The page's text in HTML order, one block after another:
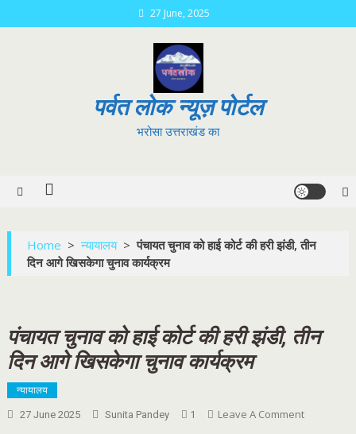
to
27 June, 2025
पर्वत लोक न्यूज़ पोर्टल
भरोसा उत्तराखंड का
Home > न्यायालय > पंचायत चुनाव को हाई कोर्ट की हरी झंडी, तीन
दिन आगे खिसकेगा चुनाव कार्यक्रम
पंचायत चुनाव को हाई कोर्ट की हरी झंडी, तीन
दिन आगे खिसकेगा चुनाव कार्यक्रम
न्यायालय
27 June 2025 Sunita Pandey 1 Leave A CommentOn